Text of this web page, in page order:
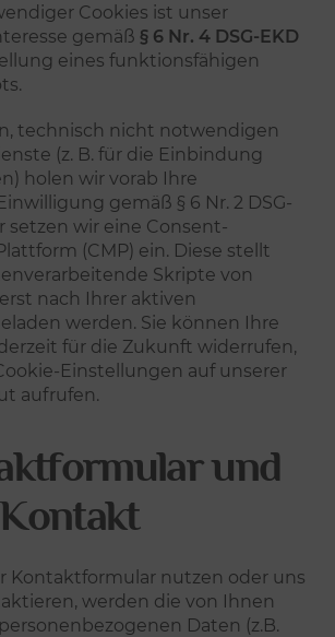
Cookies ist unser
gemäß § 6 Nr. 4 DSG-EKD
eines funktionsfähigen
technisch nicht notwendigen
(z. B. für die Einbindung
holen wir vorab Ihre
gemäß § 6 Nr. 2 DSG-
setzen wir eine Consent-
(CMP) ein. Diese stellt
Skripte von
nach Ihrer aktiven
werden. Sie können Ihre
für die Zukunft widerrufen,
Einstellungen auf unserer
aufrufen.
und
Kontaktformular nutzen oder uns
werden die von Ihnen
Daten (z.B.